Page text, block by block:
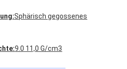
Sphärisch gegossenes
9.0 11,0 G/cm3